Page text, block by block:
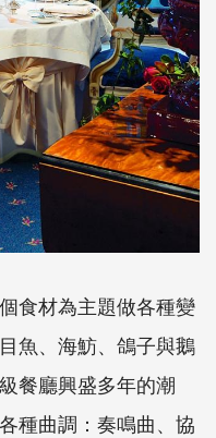
食材為主題做各種變
魚、海魴、鴿子與鵝
餐廳興盛多年的潮
種曲調：奏鳴曲、協